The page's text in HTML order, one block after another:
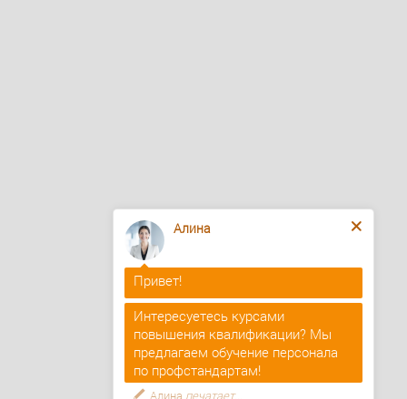
Привет!
Интересуетесь курсами
повышения квалификации? Мы
предлагаем обучение персонала
по профстандартам!